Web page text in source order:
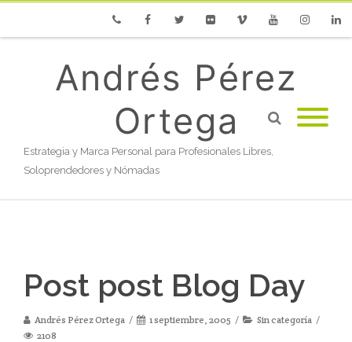
Andrés Pérez
Ortega
Estrategia y Marca Personal para Profesionales Libres,
Soloprendedores y Nómadas
Post post Blog Day
Andrés Pérez Ortega 1 septiembre, 2005
Sin categoría
2108